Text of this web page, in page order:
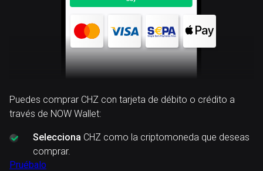
Puedes comprar CHZ con tarjeta de débito o crédito a
través de NOW Wallet:
Selecciona CHZ como la criptomoneda que deseas
comprar.
Pruébalo